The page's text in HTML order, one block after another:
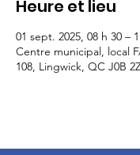
Heure et lieu
01 sept. 2025, 08 h 30 –
Centre municipal, local
108, Lingwick, QC J0B